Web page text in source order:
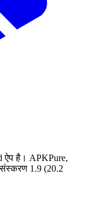
ऐप है। APKPure,
1.9 (20.2